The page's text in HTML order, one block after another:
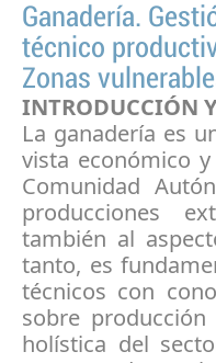
Ganadería.
técnico
Zonas
INTRODUCCIÓN
La ganadería es
vista económico
Comunidad
producciones
también al
tanto, es
técnicos con
sobre
holística del